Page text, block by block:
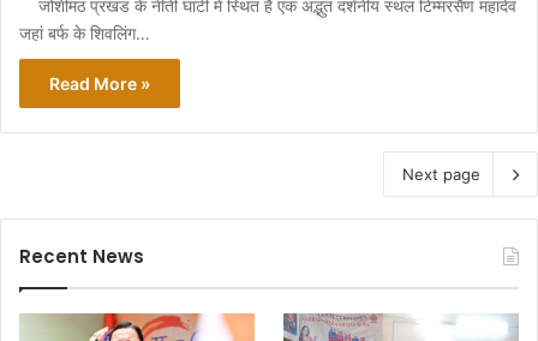
जोशीमठ प्रखंड के नीती घाटी में स्थित है एक अद्भुत दर्शनीय स्थल टिम्मरसैण महादेव
जहां बर्फ के शिवलिंग…
Read More »
Next page
Recent News